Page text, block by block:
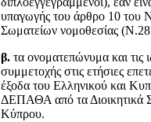
υπαγωγής του άρθρο 10 του
Σωματείων νομοθεσίας
β. τα ονοματεπώνυμα και τις
συμμετοχής στις ετήσιες
έξοδα του Ελληνικού και
ΔΕΠΑΘΑ από τα Διοικητικά
Κύπρου.